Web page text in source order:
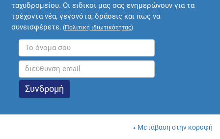
ταχυδρομείου. Οι ειδικοί μας σας ενημερώνουν για τα
τρέχοντα νέα, γεγονότα, δράσεις και πως να
συνεισφέρετε. (Πολιτική ιδιωτικότητας)
Μετάβαση στην κορυφή